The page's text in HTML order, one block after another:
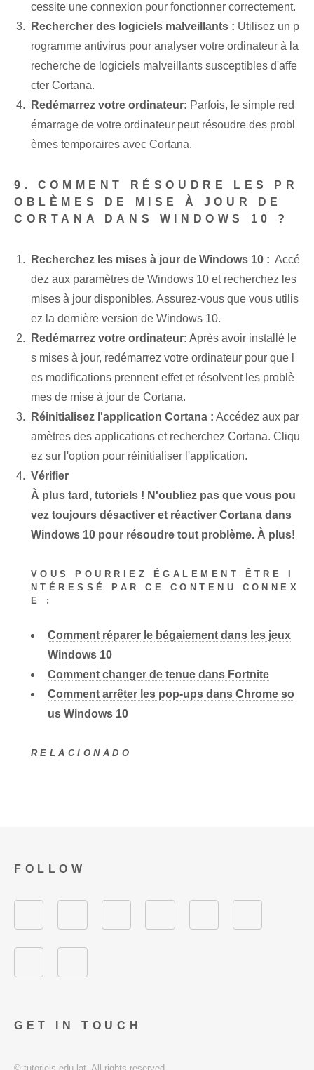
cessite une connexion pour fonctionner correctement.
Rechercher des logiciels malveillants : Utilisez un p
rogramme antivirus pour analyser votre ordinateur à la
recherche de logiciels malveillants susceptibles d'affe
cter Cortana.
Redémarrez votre ordinateur: Parfois, le simple red
émarrage de votre ordinateur‌ peut résoudre des probl
èmes temporaires avec ⁢Cortana.
9. COMMENT RÉSOUDRE LES PR
OBLÈMES DE MISE À JOUR DE
CORTANA‌ DANS WINDOWS 10 ?
Recherchez les mises à jour de Windows‌ 10 : ‌ Accé
dez aux paramètres de Windows 10 et recherchez les
mises à jour disponibles. Assurez-vous que vous utilis
ez la dernière version de Windows 10.
Redémarrez votre ordinateur: Après avoir installé le
s mises à jour, redémarrez votre ordinateur pour que l
es modifications prennent effet et résolvent les problè
mes de mise à jour de Cortana.
Réinitialisez l'⁢application⁣ Cortana : Accédez aux par
amètres des applications et recherchez Cortana. Cliqu
ez sur l'option pour réinitialiser l'application.
Vérifier
À plus tard, tutoriels ! ⁣N'oubliez pas que vous pou
vez toujours désactiver et réactiver Cortana dans
Windows 10 pour résoudre tout problème. À plus!
VOUS POURRIEZ ÉGALEMENT ÊTRE I
NTÉRESSÉ PAR CE CONTENU CONNEX
E :
Comment réparer le bégaiement dans les jeux
Windows 10
Comment changer de tenue dans Fortnite
Comment arrêter les pop-ups dans Chrome so
us Windows 10
RELACIONADO
GET IN TOUCH
FOLLOW